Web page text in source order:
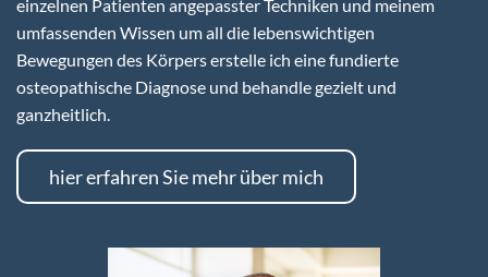
einzelnen Patienten angepasster Techniken und meinem
umfassenden Wissen um all die lebenswichtigen
Bewegungen des Körpers erstelle ich eine fundierte
osteopathische Diagnose und behandle gezielt und
ganzheitlich.
hier erfahren Sie mehr über mich